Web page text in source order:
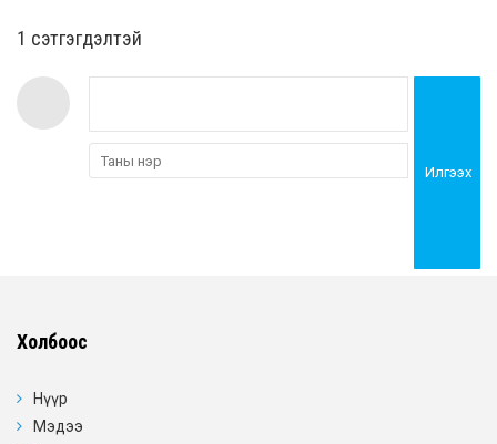
1 сэтгэгдэлтэй
Илгээх
Холбоос
Нүүр
Мэдээ